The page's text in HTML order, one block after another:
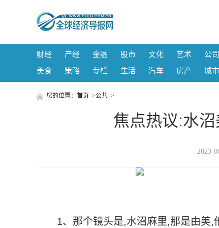
财经 产经 金融 股市 文化 艺术 公司
美食
策略 专栏 生活 汽车 房产 城市
您的位置： 首页 >公共 >
焦点热议:水
2023-
1、那个镜头是,水沼麻里,那是由美